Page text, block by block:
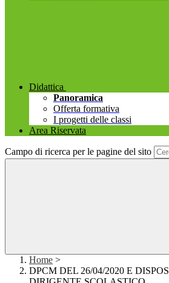
Didattica
Panoramica
Offerta formativa
I progetti delle classi
Area Riservata
Campo di ricerca per le pagine del sito
Home >
DPCM DEL 26/04/2020 E